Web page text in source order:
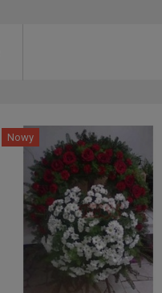
Nowy